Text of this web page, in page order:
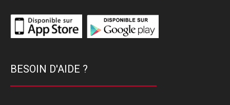
BESOIN D'AIDE ?